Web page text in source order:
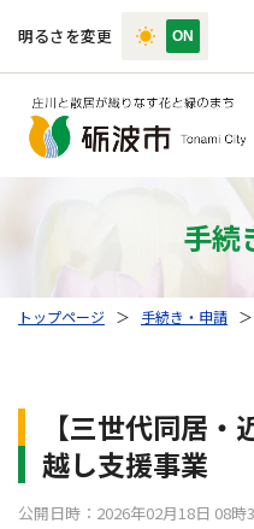
明るさを変更
手続
トップページ ＞ 手続き・申請 ＞
【三世代同居
越し支援事業
公開日時：2026年02月18日 08時